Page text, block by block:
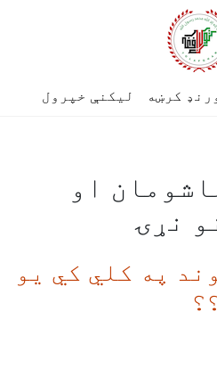
کرښه لیکنې خپرول
او
نړۍ
په کلي کي يو